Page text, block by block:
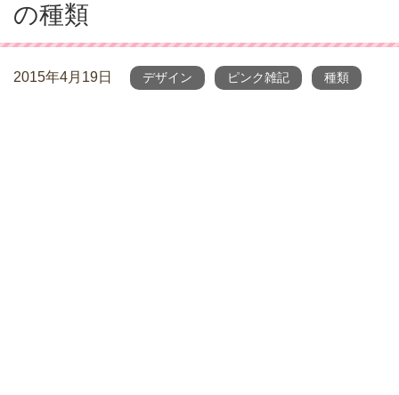
の種類
2015年4月19日 デザイン ピンク雑記 種類